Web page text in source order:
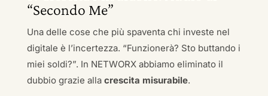
“Secondo Me”
Una delle cose che più spaventa chi investe nel
digitale è l’incertezza. “Funzionerà? Sto buttando i
miei soldi?”. In NETWORX abbiamo eliminato il
dubbio grazie alla crescita misurabile.